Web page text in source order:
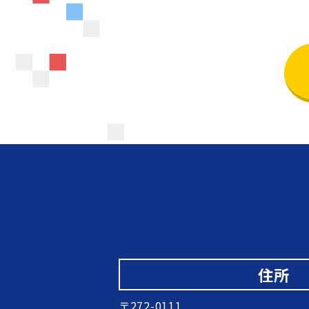
住所
〒272-0111